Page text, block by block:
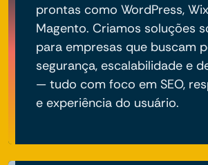
prontas como WordPress,
Magento. Criamos soluções
para empresas que buscam
segurança, escalabilidade e
— tudo com foco em SEO,
e experiência do usuário.